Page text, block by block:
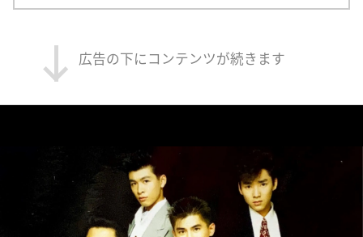
広告の下にコンテンツが続きます